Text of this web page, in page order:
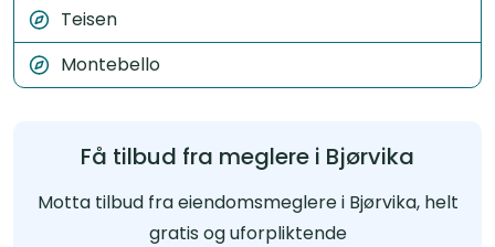
Teisen
Montebello
Få tilbud fra meglere i Bjørvika
Motta tilbud fra eiendomsmeglere i Bjørvika, helt
gratis og uforpliktende